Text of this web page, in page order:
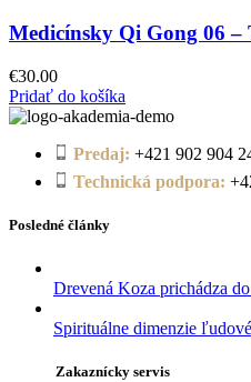
Medicínsky Qi Gong 06 –
€30.00
Pridať do košíka
Predaj: +421 902 904
Technická podpora:
Posledné články
Drevená Koza prichádza
Spirituálne dimenzie
Zakaznícky servis